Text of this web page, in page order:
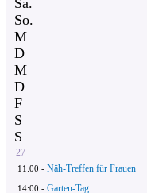
So.
M
D
M
D
F
S
S
27
11:00 - Näh-Treffen für Frauen
14:00 - Garten-Tag